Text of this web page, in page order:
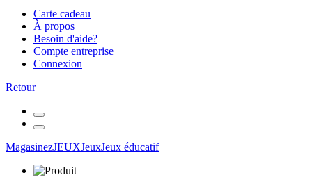
Carte cadeau
À propos
Besoin d'aide?
Compte entreprise
Connexion
Retour
MagasinezJEUXJeuxJeux éducatif